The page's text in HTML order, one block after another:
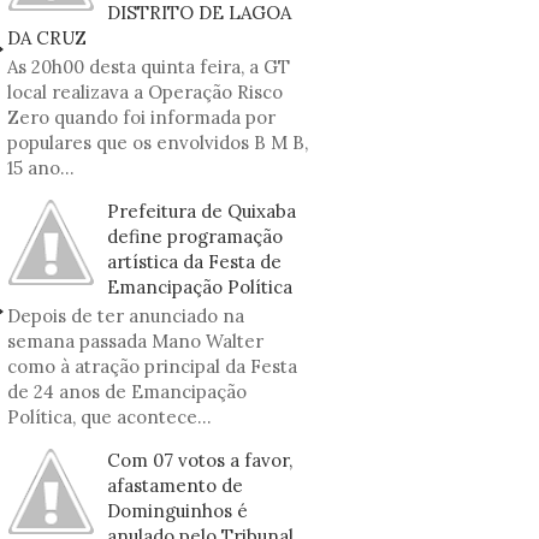
DISTRITO DE LAGOA
DA CRUZ
As 20h00 desta quinta feira, a GT
local realizava a Operação Risco
Zero quando foi informada por
populares que os envolvidos B M B,
15 ano...
Prefeitura de Quixaba
define programação
artística da Festa de
Emancipação Política
Depois de ter anunciado na
semana passada Mano Walter
como à atração principal da Festa
de 24 anos de Emancipação
Política, que acontece...
Com 07 votos a favor,
afastamento de
Dominguinhos é